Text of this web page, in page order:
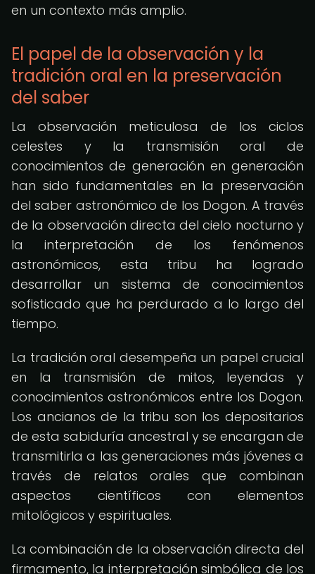
en un contexto más amplio.
El papel de la observación y la
tradición oral en la preservación
del saber
La observación meticulosa de los ciclos
celestes y la transmisión oral de
conocimientos de generación en generación
han sido fundamentales en la preservación
del saber astronómico de los Dogon. A través
de la observación directa del cielo nocturno y
la interpretación de los fenómenos
astronómicos, esta tribu ha logrado
desarrollar un sistema de conocimientos
sofisticado que ha perdurado a lo largo del
tiempo.
La tradición oral desempeña un papel crucial
en la transmisión de mitos, leyendas y
conocimientos astronómicos entre los Dogon.
Los ancianos de la tribu son los depositarios
de esta sabiduría ancestral y se encargan de
transmitirla a las generaciones más jóvenes a
través de relatos orales que combinan
aspectos científicos con elementos
mitológicos y espirituales.
La combinación de la observación directa del
firmamento, la interpretación simbólica de los